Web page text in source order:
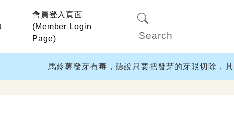
馬鈴薯發芽有毒，聽說只要把發芽的芽眼切除，其他
會員登入頁面
(Member Login
Page)